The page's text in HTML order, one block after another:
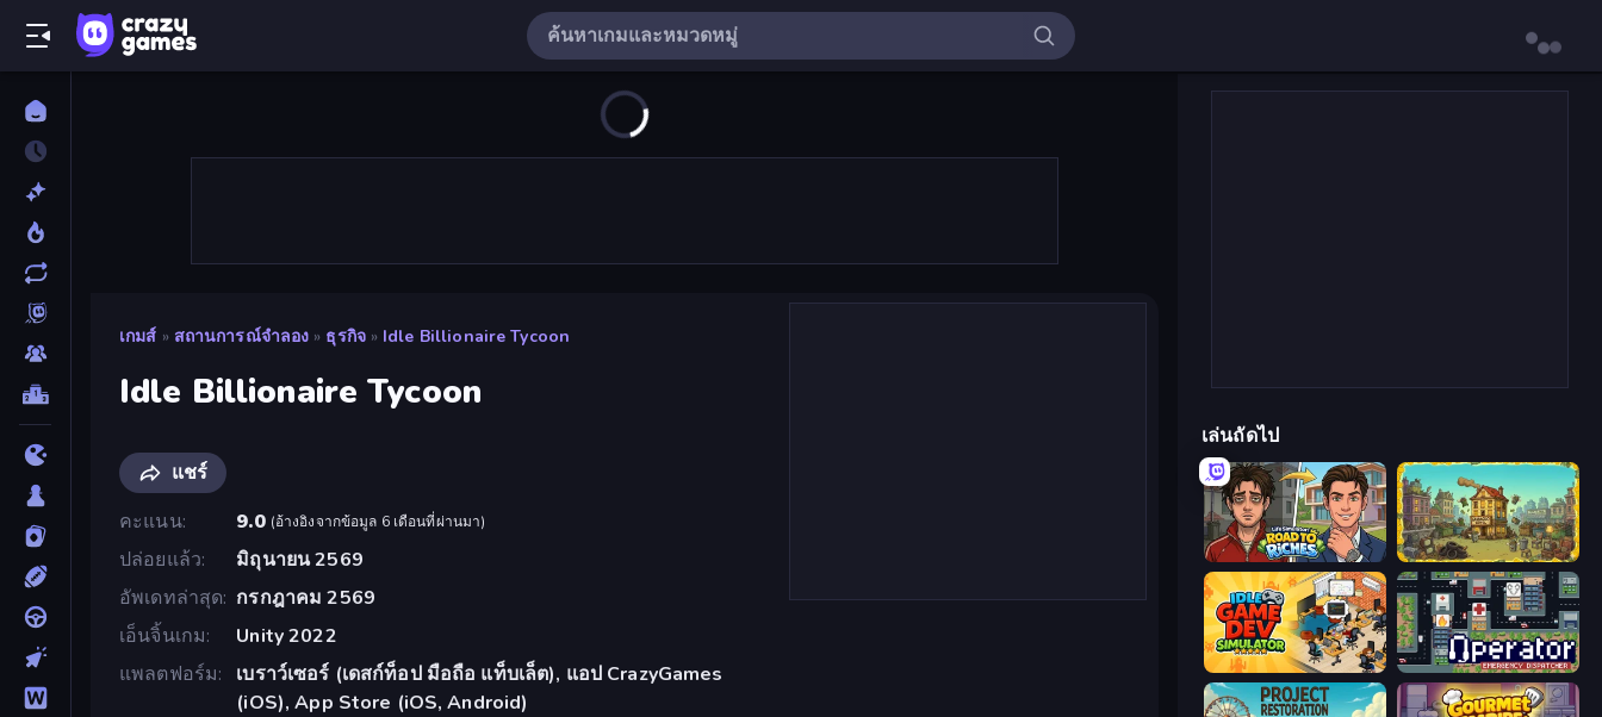
เกมส์ » สถานการณ์จำลอง » ธุรกิจ » Idle Billionaire Tycoon
Idle Billionaire Tycoon
แชร์
คะแนน
9.0 (อ้างอิงจากข้อมูล 6 เดือนที่ผ่านมา)
ปล่อยแล้ว
มิถุนายน 2569
อัพเดทล่าสุด กรกฎาคม 2569
เอ็นจิ้นเกม
Unity 2022
แพลตฟอร์ม
เบราว์เซอร์ (เดสก์ท็อป มือถือ แท็บเล็ต), แอป CrazyGames
(iOS), App Store (iOS, Android)
เล่นถัดไป
Life Simulator: Road to Riches The Garbaggio Hotel
Idle Game Dev Simulator Operator: Emergency Dispatcher